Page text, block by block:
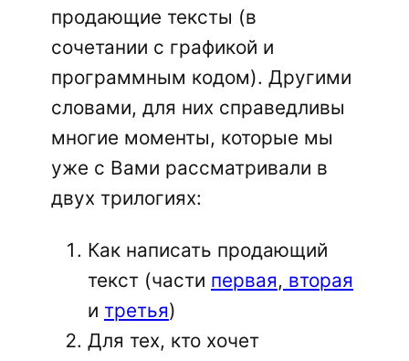
продающие тексты (в
сочетании с графикой и
программным кодом). Другими
словами, для них справедливы
многие моменты, которые мы
уже с Вами рассматривали в
двух трилогиях:
Как написать продающий
текст (части первая, вторая
и третья)
Для тех, кто хочет